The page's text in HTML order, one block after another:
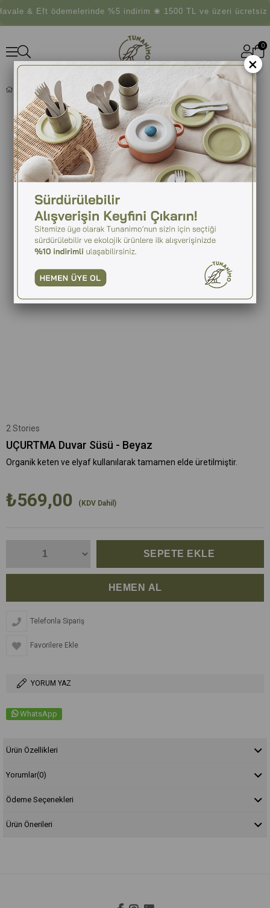
& Eft ödemelerinde %5 indirim ❀ 1500 TL ve üzeri
0
UÇURTMA DUVAR SÜSÜ - BEYAZ
2 Stories
UÇURTMA Duvar Süsü - Beyaz
Organik keten ve elyaf kullanılarak tamamen elde üretilmiştir.
₺569,00 (KDV Dahil)
Telefonla Sipariş
Favorilere Ekle
YORUM YAZ
WhatsApp
Ürün Özellikleri
Yorumlar(0)
Ödeme Seçenekleri
Ürün Önerileri
×